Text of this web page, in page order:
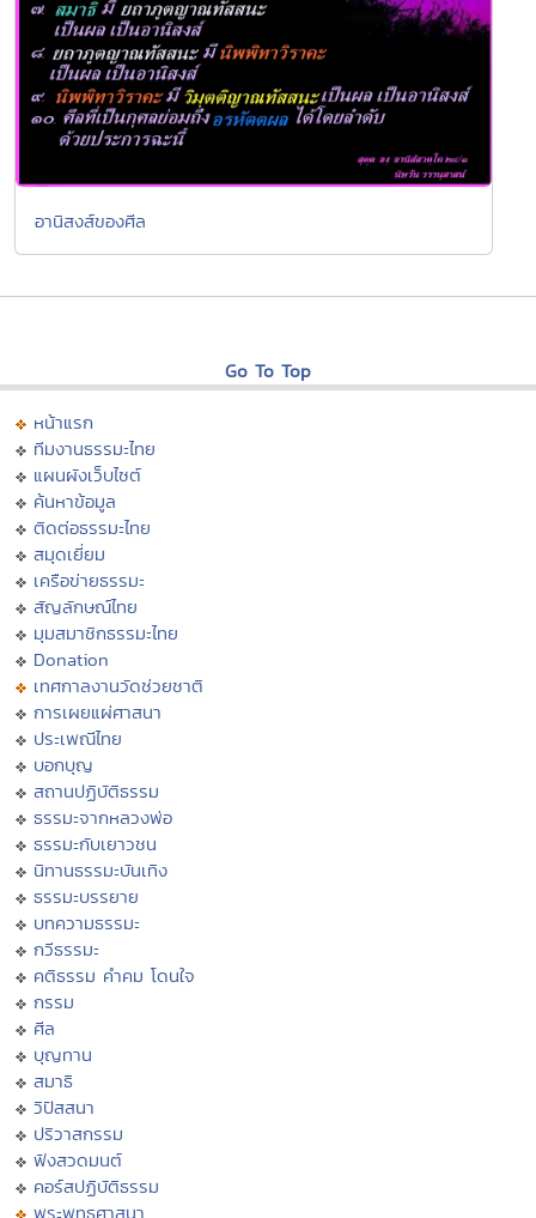
อานิสงส์ของศีล
Go To Top
หน้าแรก
ทีมงานธรรมะไทย
แผนผังเว็บไซต์
ค้นหาข้อมูล
ติดต่อธรรมะไทย
สมุดเยี่ยม
เครือข่ายธรรมะ
สัญลักษณ์ไทย
มุมสมาชิกธรรมะไทย
Donation
เทศกาลงานวัดช่วยชาติ
การเผยแผ่ศาสนา
ประเพณีไทย
บอกบุญ
สถานปฏิบัติธรรม
ธรรมะจากหลวงพ่อ
ธรรมะกับเยาวชน
นิทานธรรมะบันเทิง
ธรรมะบรรยาย
บทความธรรมะ
กวีธรรมะ
คติธรรม คำคม โดนใจ
กรรม
ศีล
บุญทาน
สมาธิ
วิปัสสนา
ปริวาสกรรม
ฟังสวดมนต์
คอร์สปฏิบัติธรรม
พระพุทธศาสนา